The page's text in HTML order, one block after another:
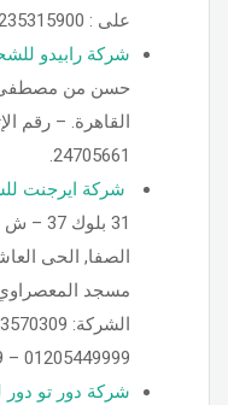
على : 0020235315900
شركة رابيدو
حسن من مصطفى
24705661.
شركة ايرجنت
31
الصفا, الحى
مسجد
01205449999 – 01200979999
شركة دور تو